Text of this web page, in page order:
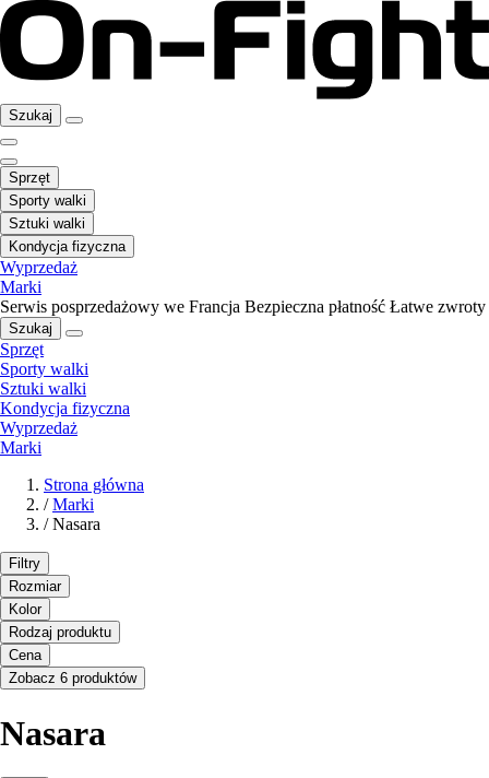
Szukaj
Sprzęt
Sporty walki
Sztuki walki
Kondycja fizyczna
Wyprzedaż
Marki
Serwis posprzedażowy we Francja Bezpieczna płatność Łatwe zwroty
Szukaj
Sprzęt
Sporty walki
Sztuki walki
Kondycja fizyczna
Wyprzedaż
Marki
Strona główna
/ Marki
/ Nasara
Filtry
Rozmiar
Kolor
Rodzaj produktu
Cena
Zobacz 6 produktów
Nasara